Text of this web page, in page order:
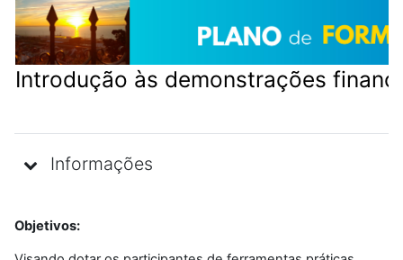
Introdução às demonstrações
Informações
Objetivos: